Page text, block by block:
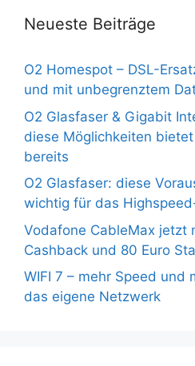
Neueste Beiträge
O2 Homespot – DSL-
und mit unbegrenztem
O2 Glasfaser & Gigabit
diese Möglichkeiten
bereits
O2 Glasfaser: diese
wichtig für das
Vodafone CableMax jetzt
Cashback und 80 Euro
WIFI 7 – mehr Speed und
das eigene Netzwerk